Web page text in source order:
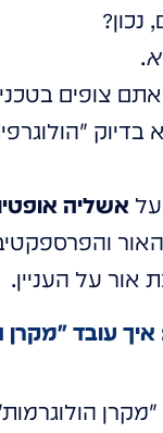
.
צופים
אשליה
אור על העניין.
עובד "מקרן